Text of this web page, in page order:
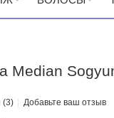
Median
(3) Добавьте ваш отзыв